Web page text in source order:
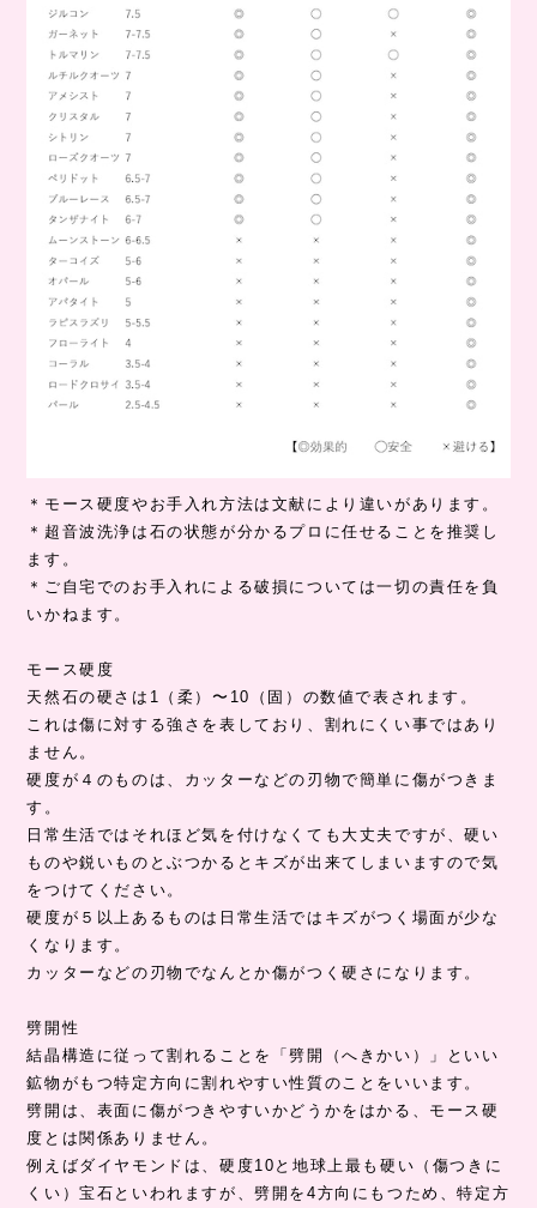
＊モース硬度やお手入れ方法は文献により違いがあります。
＊超音波洗浄は石の状態が分かるプロに任せることを推奨し
ます。
＊ご自宅でのお手入れによる破損については一切の責任を負
いかねます。
モース硬度
天然石の硬さは1（柔）〜10（固）の数値で表されます。
これは傷に対する強さを表しており、割れにくい事ではあり
ません。
硬度が４のものは、カッターなどの刃物で簡単に傷がつきま
す。
日常生活ではそれほど気を付けなくても大丈夫ですが、硬い
ものや鋭いものとぶつかるとキズが出来てしまいますので気
をつけてください。
硬度が５以上あるものは日常生活ではキズがつく場面が少な
くなります。
カッターなどの刃物でなんとか傷がつく硬さになります。
劈開性
結晶構造に従って割れることを「劈開（へきかい）」といい
鉱物がもつ特定方向に割れやすい性質のことをいいます。
劈開は、表面に傷がつきやすいかどうかをはかる、モース硬
度とは関係ありません。
例えばダイヤモンドは、硬度10と地球上最も硬い（傷つきに
くい）宝石といわれますが、劈開を4方向にもつため、特定方